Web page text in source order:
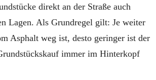
direkt an der Straße auch
Lagen. Als Grundregel gilt: Je weiter
Asphalt weg ist, desto geringer ist der
immer im Hinterkopf